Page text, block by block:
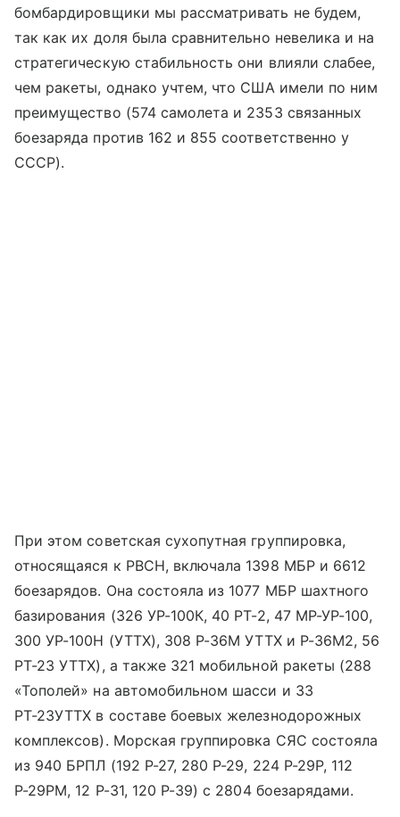
бомбардировщики мы рассматривать не будем,
так как их доля была сравнительно невелика и на
стратегическую стабильность они влияли слабее,
чем ракеты, однако учтем, что США имели по ним
преимущество (574 самолета и 2353 связанных
боезаряда против 162 и 855 соответственно у
СССР).
При этом советская сухопутная группировка,
относящаяся к РВСН, включала 1398 МБР и 6612
боезарядов. Она состояла из 1077 МБР шахтного
базирования (326 УР-100К, 40 РТ-2, 47 МР-УР-100,
300 УР-100Н (УТТХ), 308 Р-36М УТТХ и Р-36М2, 56
РТ-23 УТТХ), а также 321 мобильной ракеты (288
«Тополей» на автомобильном шасси и 33
РТ-23УТТХ в составе боевых железнодорожных
комплексов). Морская группировка СЯС состояла
из 940 БРПЛ (192 Р-27, 280 Р-29, 224 Р-29Р, 112
Р-29РМ, 12 Р-31, 120 Р-39) с 2804 боезарядами.